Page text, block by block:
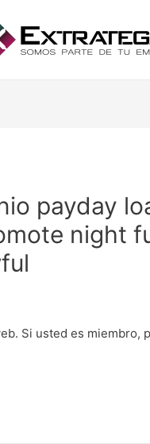
payday
night
Si usted es